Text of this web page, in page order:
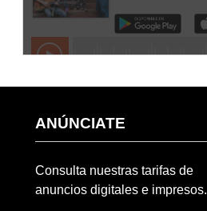
ANÚNCIATE
Consulta nuestras tarifas de
anuncios digitales e impresos.